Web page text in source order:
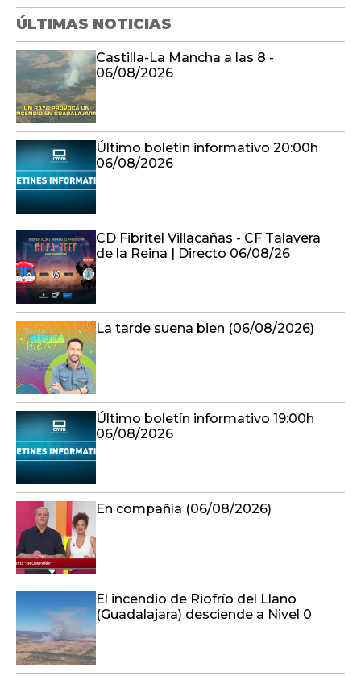
ÚLTIMAS NOTICIAS
Castilla-La Mancha a las 8 -
06/08/2026
Último boletín informativo 20:00h
06/08/2026
CD Fibritel Villacañas - CF Talavera
de la Reina | Directo 06/08/26
La tarde suena bien (06/08/2026)
Último boletín informativo 19:00h
06/08/2026
En compañía (06/08/2026)
El incendio de Riofrío del Llano
(Guadalajara) desciende a Nivel 0